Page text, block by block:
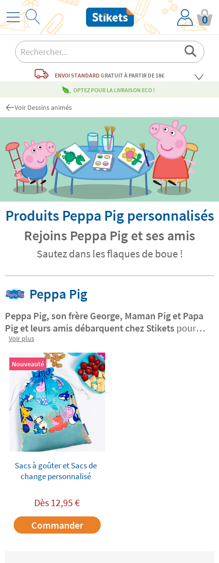
0
ENVOI STANDARDGRATUITÀ PARTIR DE 18€
OPTEZ POUR LA LIVRAISON ECO !
Voir Dessins animés
Produits Peppa Pig personnalisés
Rejoins Peppa Pig et ses amis
Sautez dans les flaques de boue !
Peppa Pig
Peppa Pig, son frère George, Maman Pig et Papa
Pig et leurs amis débarquent chez Stikets pour
que vous puissiez
Peppa Pig avec votre prénom
préférés de cette série de télévison. Laissez libre
cours à votre imagination avec cette famille qui
adore jouer, se déguiser, se promener dehors et
sauter dans la boue et créez
étiquettes pour l'école
sticker personnalisé avec un prénom.
Voir plus
Nouveauté
Sacs à goûter et Sacs de
change personnalisé
Dès 12,95 €
Commander